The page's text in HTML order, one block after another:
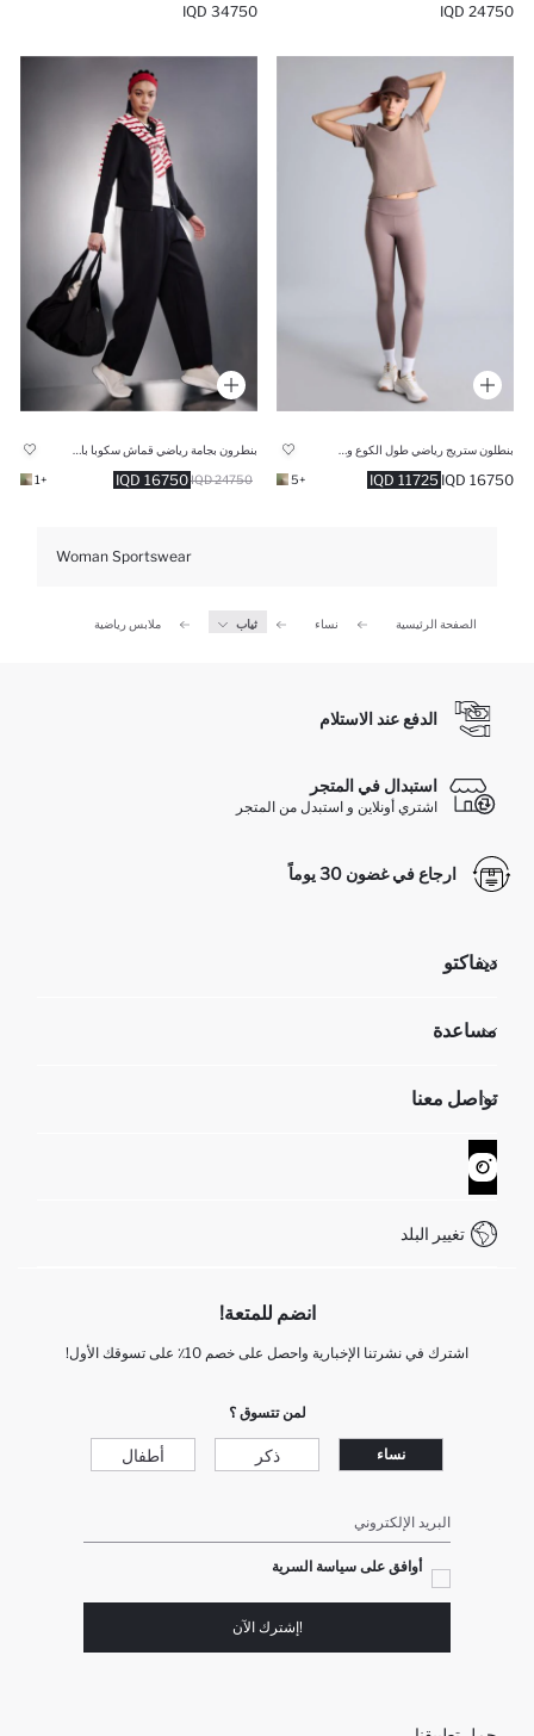
24750 IQD
34750 IQD
11725 IQD 16750 IQD
+5
16750 IQD 24750 IQD
+1
Woman Sportswear
الصفحة الرئيسية نساء ثياب ملابس رياضية
الدفع عند الاستلام
استبدال في المتجر
اشتري أونلاين و استبدل من المتجر
ارجاع في غضون 30 يوماً
ديفاكتو
تعرف علينا
GIFT CLUB
مساعدة
عمليات الارجاع و الاستبدال السهلة
تتبع الشحنة
كيف يمكنك التسوق في ديفاكتو ؟
تواصل معنا
نموذج الاتصال
خدمة العملاء
تغيير البلد
انضم للمتعة!
اشترك في نشرتنا الإخبارية واحصل على خصم 10٪ على تسوقك الأول!
لمن تتسوق ؟
نساء ذكر أطفال
البريد الإلكتروني
أوافق على سياسة السرية
!إشترك الآن